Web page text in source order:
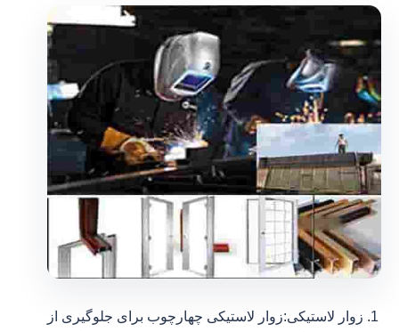
زوار لاستیکی:زوار لاستیکی چهارچوب برای جلوگیری از